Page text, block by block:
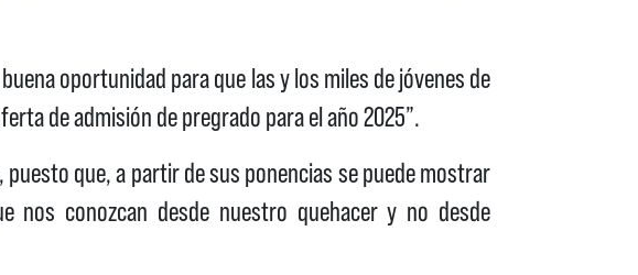
oportunidad para que las y los miles de jóvenes de
de admisión de pregrado para el año 2025”.
que, a partir de sus ponencias se puede mostrar
nos conozcan desde nuestro quehacer y no desde